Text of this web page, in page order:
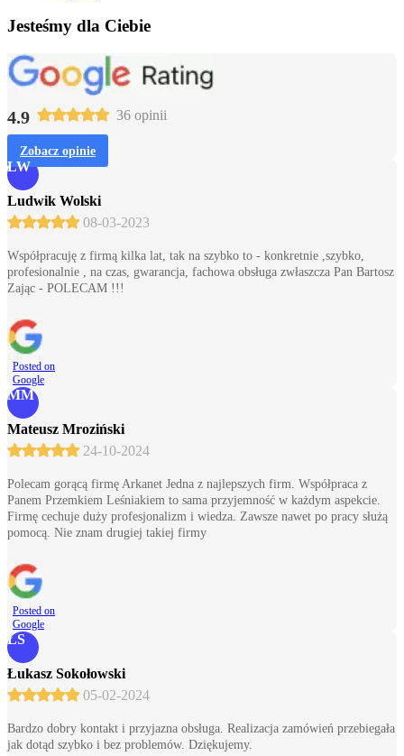
Jesteśmy dla Ciebie
4.9 36 opinii
Zobacz opinie
LW
Ludwik Wolski
08-03-2023
Współpracuję z firmą kilka lat, tak na szybko to - konkretnie ,szybko,
profesionalnie , na czas, gwarancja, fachowa obsługa zwłaszcza Pan Bartosz
Zając - POLECAM !!!
Posted on
Google
MM
Mateusz Mroziński
24-10-2024
Polecam gorącą firmę Arkanet Jedna z najlepszych firm. Współpraca z
Panem Przemkiem Leśniakiem to sama przyjemność w każdym aspekcie.
Firmę cechuje duży profesjonalizm i wiedza. Zawsze nawet po pracy służą
pomocą. Nie znam drugiej takiej firmy
Posted on
Google
ŁS
Łukasz Sokołowski
05-02-2024
Bardzo dobry kontakt i przyjazna obsługa. Realizacja zamówień przebiegała
jak dotąd szybko i bez problemów. Dziękujemy.